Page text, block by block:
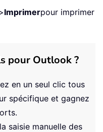
Imprimerpour imprimer
pour Outlook ?
en un seul clic tous
spécifique et gagnez
saisie manuelle des